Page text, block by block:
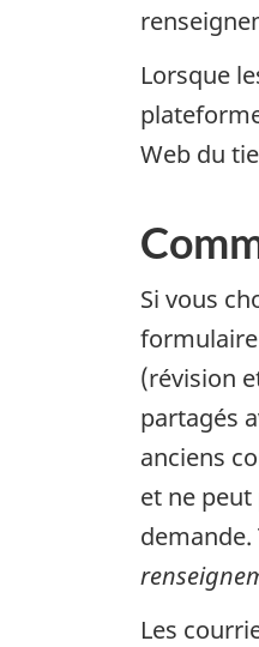
Lorsque
Web du
Si vous
(révision
partagés
anciens
et ne
Les